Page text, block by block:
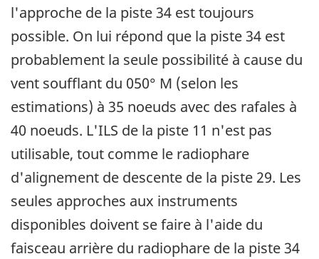
l'approche de la piste 34 est toujours
possible. On lui répond que la piste 34 est
probablement la seule possibilité à cause du
vent soufflant du 050° M (selon les
estimations) à 35 noeuds avec des rafales à
40 noeuds. L'ILS de la piste 11 n'est pas
utilisable, tout comme le radiophare
d'alignement de descente de la piste 29. Les
seules approches aux instruments
disponibles doivent se faire à l'aide du
faisceau arrière du radiophare de la piste 34